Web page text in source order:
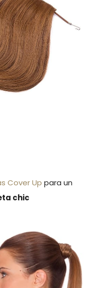
Cover Up para un
chic